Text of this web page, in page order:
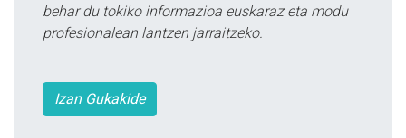
behar du tokiko informazioa euskaraz eta modu
profesionalean lantzen jarraitzeko.
Izan Gukakide